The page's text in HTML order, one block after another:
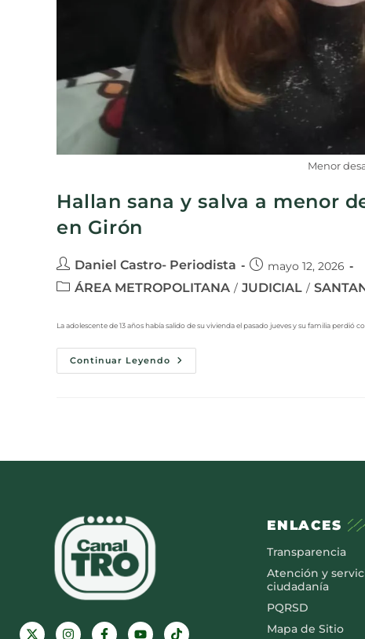
Menor
Hallan sana y salva a menor
en Girón
Daniel Castro- Periodista mayo 12, 2026
ÁREA METROPOLITANA / JUDICIAL /
La adolescente de 13 años había salido de su vivienda el pasado jueves y su familia
Continuar Leyendo
ENLACES
Transparencia
Atención y
ciudadanía
PQRSD
Mapa de Sitio